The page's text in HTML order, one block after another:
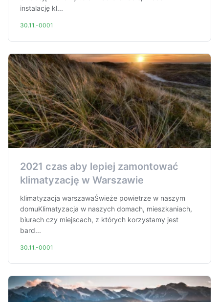
instalację kl...
30.11.-0001
2021 czas aby lepiej zamontować
klimatyzację w Warszawie
klimatyzacja warszawaŚwieże powietrze w naszym
domuKlimatyzacja w naszych domach, mieszkaniach,
biurach czy miejscach, z których korzystamy jest
bard...
30.11.-0001